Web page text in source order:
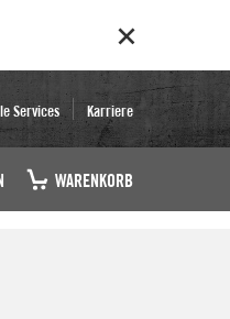
Services Karriere
WARENKORB